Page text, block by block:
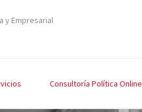
y Empresarial
Consultoría Política Online